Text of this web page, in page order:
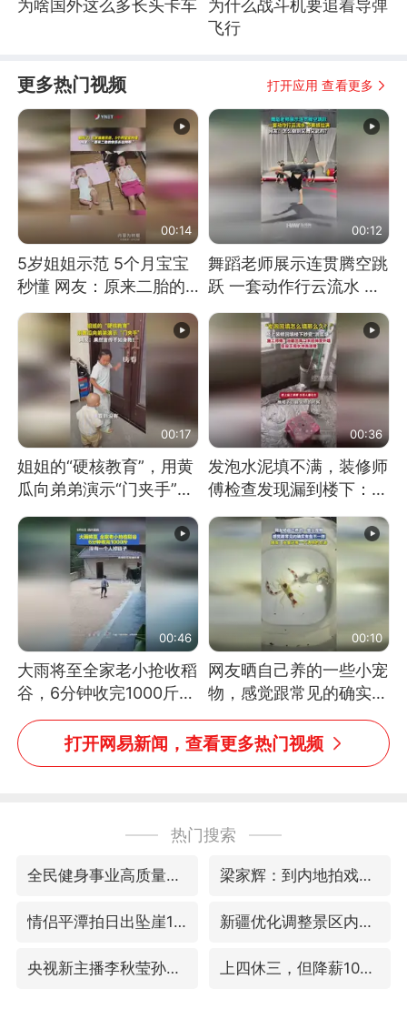
为啥国外这么多长头卡车
为什么战斗机要追着导弹
飞行
更多热门视频 打开应用 查看更多
00:14
5岁姐姐示范 5个月宝宝
秒懂 网友：原来二胎的
快乐长这样
00:12
舞蹈老师展示连贯腾空跳
跃 一套动作行云流水 节
奏感拉满 网友：怎么做
到又舞又武的？
00:17
姐姐的“硬核教育”，用黄
瓜向弟弟演示“门夹手”，
网友：果然言传不如身
教！
00:36
发泡水泥填不满，装修师
傅检查发现漏到楼下：出
风口未延伸到外墙
00:46
大雨将至全家老小抢收稻
谷，6分钟收完1000斤，
没有一个人掉链子
00:10
网友晒自己养的一些小宠
物，感觉跟常见的确实有
些不一样
打开网易新闻，查看更多热门视频
热门搜索
全民健身事业高质量发展 梁家辉：到内地拍戏不是北上是回归
情侣平潭拍日出坠崖1死1伤 新疆优化调整景区内自驾服务费
央视新主播李秋莹孙亚鹏亮相 上四休三，但降薪1000元，你接受吗？